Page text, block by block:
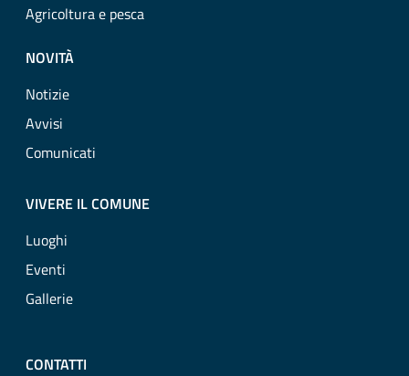
Agricoltura e pesca
NOVITÀ
Notizie
Avvisi
Comunicati
VIVERE IL COMUNE
Luoghi
Eventi
Gallerie
CONTATTI